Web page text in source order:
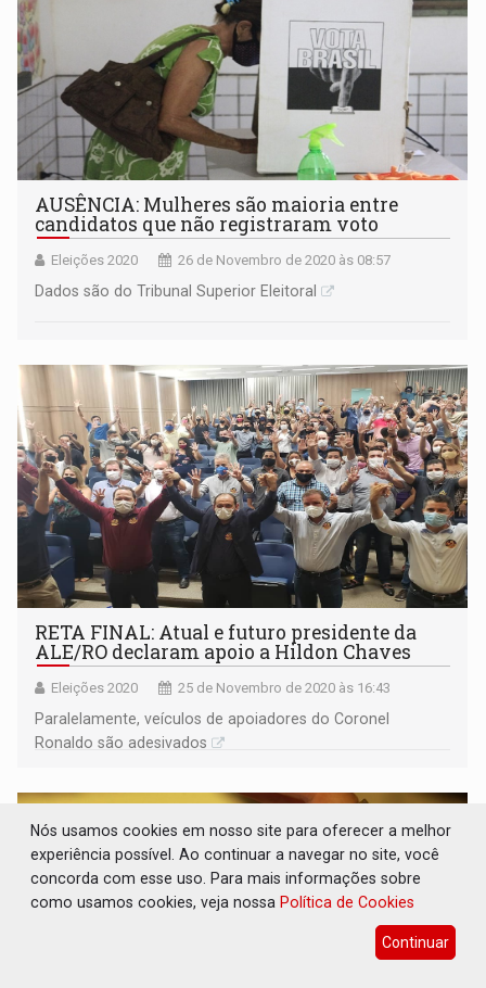
AUSÊNCIA: Mulheres são maioria entre
candidatos que não registraram voto
Eleições 2020 26 de Novembro de 2020 às 08:57
Dados são do Tribunal Superior Eleitoral
RETA FINAL: Atual e futuro presidente da
ALE/RO declaram apoio a Hildon Chaves
Eleições 2020 25 de Novembro de 2020 às 16:43
Paralelamente, veículos de apoiadores do Coronel
Ronaldo são adesivados
Nós usamos cookies em nosso site para oferecer a melhor
experiência possível. Ao continuar a navegar no site, você
concorda com esse uso. Para mais informações sobre
como usamos cookies, veja nossa Política de Cookies
Continuar